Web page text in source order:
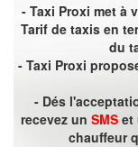
- Taxi Proxi met à
Tarif de taxis en
du
- Taxi Proxi
- Dés
recevez un SMSet
chauffeur